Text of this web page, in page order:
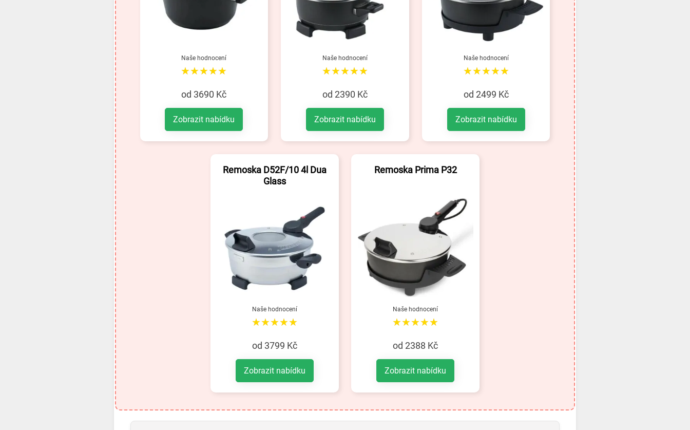
Naše hodnocení
★★★★★
od 3690 Kč
Zobrazit nabídku
Naše hodnocení
★★★★★
od 2390 Kč
Zobrazit nabídku
Naše hodnocení
★★★★★
od 2499 Kč
Zobrazit nabídku
Remoska D52F/10 4l Dua
Glass
Naše hodnocení
★★★★★
od 3799 Kč
Zobrazit nabídku
Remoska Prima P32
Naše hodnocení
★★★★★
od 2388 Kč
Zobrazit nabídku